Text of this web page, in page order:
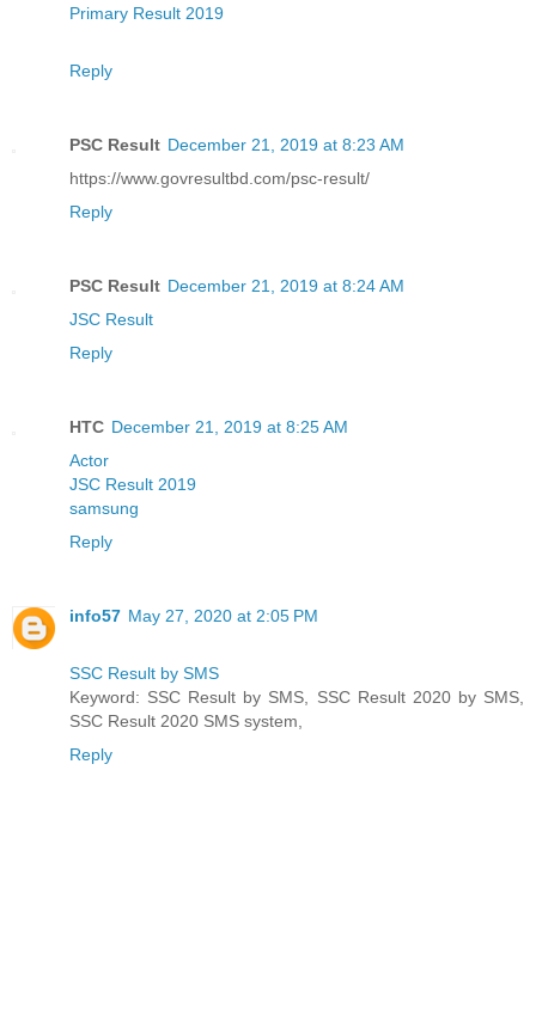
Primary Result 2019
Reply
PSC Result December 21, 2019 at 8:23 AM
https://www.govresultbd.com/psc-result/
Reply
PSC Result December 21, 2019 at 8:24 AM
JSC Result
Reply
HTC December 21, 2019 at 8:25 AM
Actor
JSC Result 2019
samsung
Reply
info57 May 27, 2020 at 2:05 PM
SSC Result by SMS
Keyword: SSC Result by SMS, SSC Result 2020 by SMS,
SSC Result 2020 SMS system,
Reply